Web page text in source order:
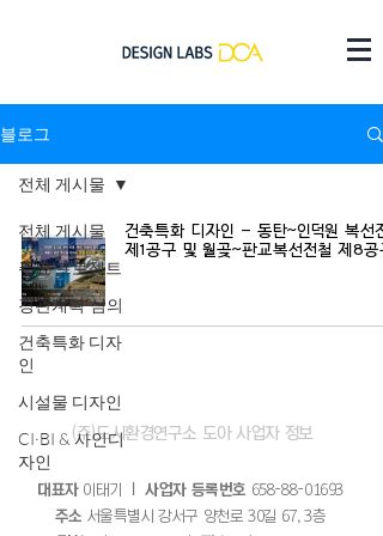
블로그
전체 게시물
주요 프로젝트
경관계획·심의
건축특화 디자
인
시설물 디자인
CI·BI & 사인디
자인
전체 게시물
건축특화 디자인 - ​동탄~인덕원 복선전
제1공구 및 월곶~판교복선전철 제8공
(주)​도시환경연구소 도아 사업자 정보
대표자 이태기 ｜ 사업자 등록번호 658-88-01693
주소 서울특별시 강서구 양천로 30길 67, 3층